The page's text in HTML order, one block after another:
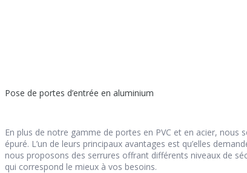
Pose de portes d’entrée en aluminium
En plus de notre gamme de portes en PVC et en acier,
épuré. L’un de leurs principaux avantages est qu’elles
nous proposons des serrures offrant différents niveaux de
qui correspond le mieux à vos besoins.